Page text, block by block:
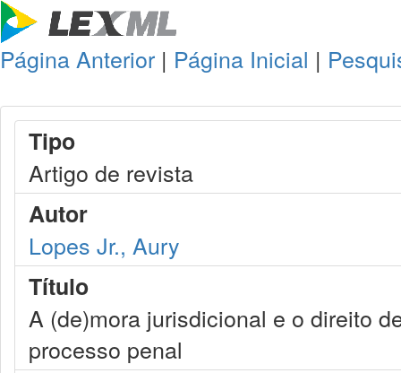
Página Anterior | Página Inicial |
Tipo
Artigo de revista
Autor
Lopes Jr., Aury
Título
A (de)mora jurisdicional e o direito
processo penal